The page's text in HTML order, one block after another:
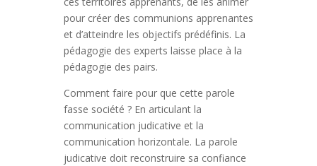
pour créer des communions apprenantes
et d’atteindre les objectifs prédéfinis. La
pédagogie des experts laisse place à la
pédagogie des pairs.
Comment faire pour que cette parole
fasse société ? En articulant la
communication judicative et la
communication horizontale. La parole
judicative doit reconstruire sa confiance